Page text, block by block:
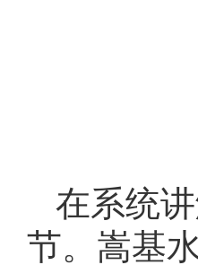
在系统
节。嵩基